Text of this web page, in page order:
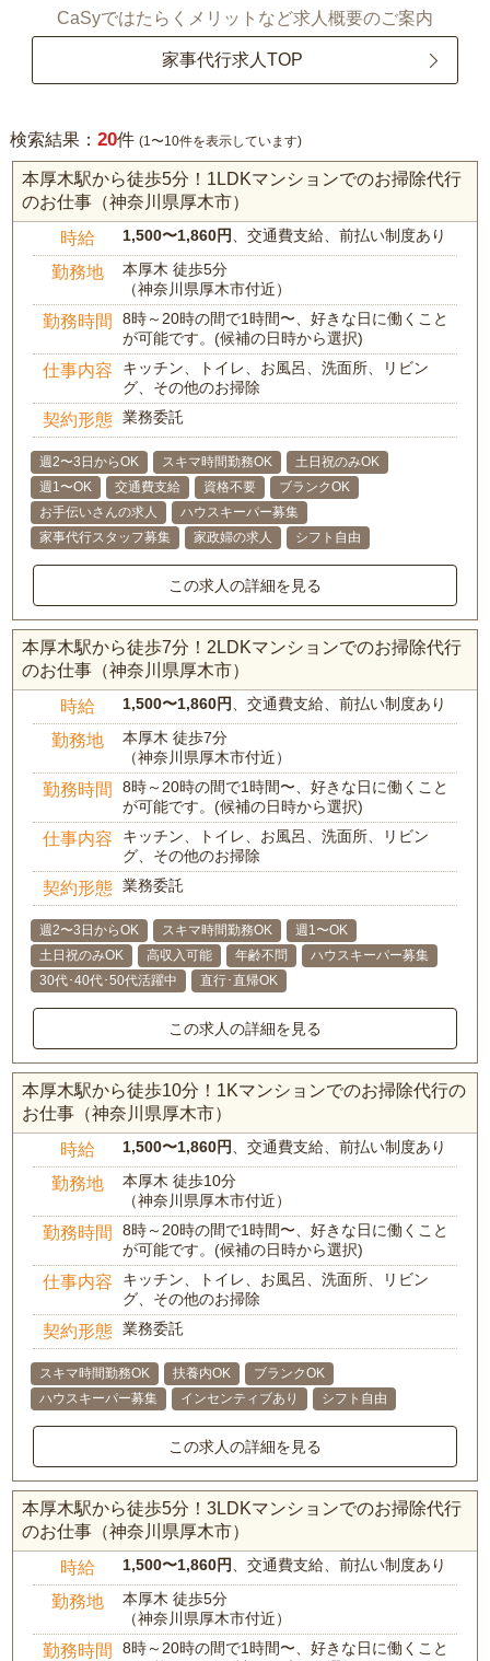
CaSyではたらくメリットなど求人概要のご案内
家事代行求人TOP
検索結果： 20件 (1〜10件を表示しています)
本厚木駅から徒歩5分！1LDKマンションでのお掃除代行
のお仕事（神奈川県厚木市）
時給 1,500〜1,860円 、交通費支給、前払い制度あり
勤務地
本厚木 徒歩5分
（神奈川県厚木市付近）
勤務時間
8時～20時の間で1時間〜、好きな日に働くこと
が可能です。(候補の日時から選択)
仕事内容
キッチン、トイレ、お風呂、洗面所、リビン
グ、その他のお掃除
契約形態 業務委託
週2〜3日からOK スキマ時間勤務OK
土日祝のみOK
週1〜OK
交通費支給 資格不要
ブランクOK
お手伝いさんの求人
ハウスキーパー募集
家事代行スタッフ募集
家政婦の求人 シフト自由
この求人の詳細を見る
本厚木駅から徒歩7分！2LDKマンションでのお掃除代行
のお仕事（神奈川県厚木市）
時給 1,500〜1,860円 、交通費支給、前払い制度あり
勤務地
本厚木 徒歩7分
（神奈川県厚木市付近）
勤務時間
8時～20時の間で1時間〜、好きな日に働くこと
が可能です。(候補の日時から選択)
仕事内容
キッチン、トイレ、お風呂、洗面所、リビン
グ、その他のお掃除
契約形態 業務委託
週2〜3日からOK スキマ時間勤務OK
週1〜OK
土日祝のみOK
高収入可能 年齢不問
ハウスキーパー募集
30代･40代･50代活躍中
直行･直帰OK
この求人の詳細を見る
本厚木駅から徒歩10分！1Kマンションでのお掃除代行の
お仕事（神奈川県厚木市）
時給 1,500〜1,860円 、交通費支給、前払い制度あり
勤務地
本厚木 徒歩10分
（神奈川県厚木市付近）
勤務時間
8時～20時の間で1時間〜、好きな日に働くこと
が可能です。(候補の日時から選択)
仕事内容
キッチン、トイレ、お風呂、洗面所、リビン
グ、その他のお掃除
契約形態 業務委託
スキマ時間勤務OK 扶養内OK
ブランクOK
ハウスキーパー募集
インセンティブあり シフト自由
この求人の詳細を見る
本厚木駅から徒歩5分！3LDKマンションでのお掃除代行
のお仕事（神奈川県厚木市）
時給 1,500〜1,860円 、交通費支給、前払い制度あり
勤務地
本厚木 徒歩5分
（神奈川県厚木市付近）
勤務時間
8時～20時の間で1時間〜、好きな日に働くこと